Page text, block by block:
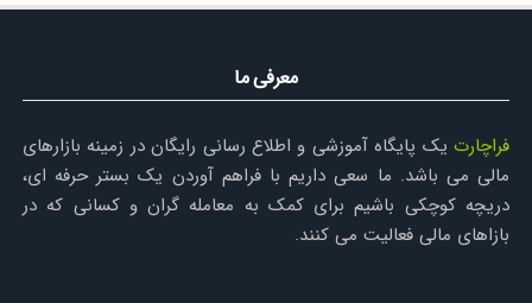
معرفی ما
فراچارتیک پایگاه آموزشی و اطلاع رسانی رایگان در زمینه بازارهای
مالی می باشد. ما سعی داریم با فراهم آوردن یک بستر حرفه ای،
دریچه کوچکی باشیم برای کمک به معامله گران و کسانی که در
بازاهای مالی فعالیت می کنند.